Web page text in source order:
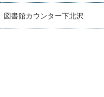
図書館カウンター下北沢